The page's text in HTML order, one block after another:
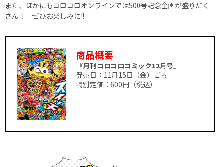
また、ほかにもコロコロオンラインでは500号記念企画が盛りだく
さん！ ぜひお楽しみに!!
商品概要
『月刊コロコロコミック12月号』
発売日：11月15日（金）ごろ
特別定価：600円（税込）